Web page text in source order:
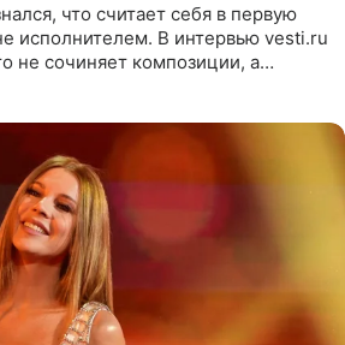
что считает себя в первую
исполнителем. В интервью vesti.ru
не сочиняет композиции, а